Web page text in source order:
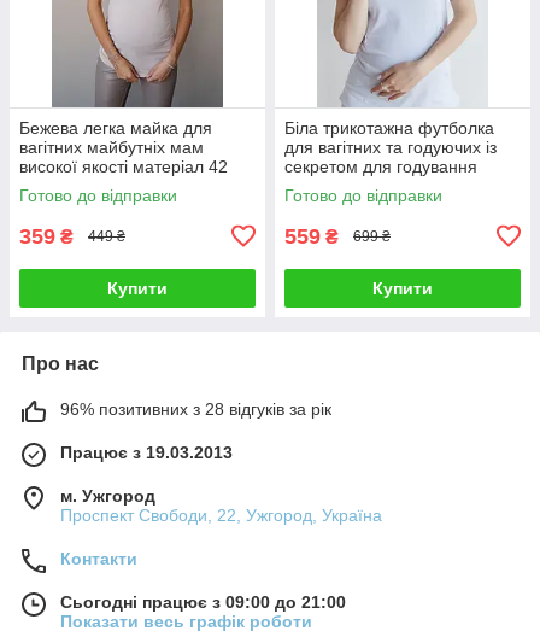
Бежева легка майка для
вагітних майбутніх мам
високої якості матеріал 42
Готово до відправки
359 ₴ 449 ₴
Купити
Біла трикотажна футболка
для вагітних та годуючих із
секретом для годування
патріотичний принт 42
Готово до відправки
559 ₴ 699 ₴
Купити
Про нас
96% позитивних з 28 відгуків за рік
Працює з 19.03.2013
м. Ужгород
Проспект Свободи, 22, Ужгород, Україна
Контакти
Сьогодні працює з 09:00 до 21:00
Показати весь графік роботи